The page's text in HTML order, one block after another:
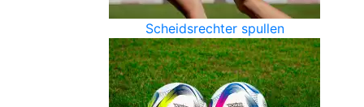
Scheidsrechter spullen